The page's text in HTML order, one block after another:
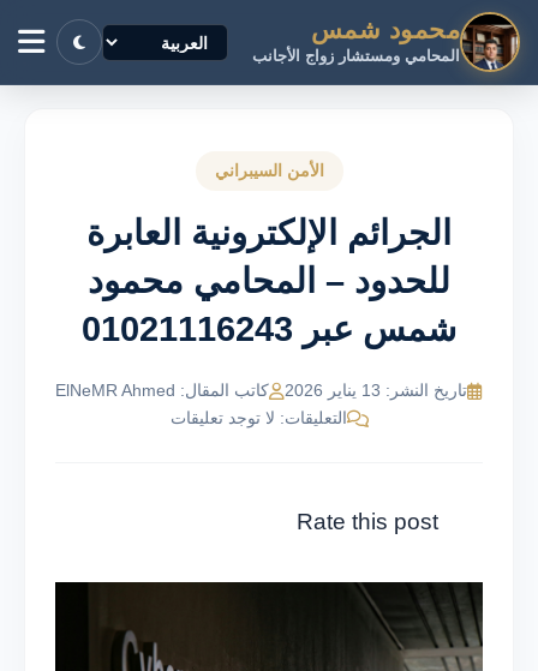
محمود شمس
المحامي ومستشار زواج الأجانب
الأمن السيبراني
الجرائم الإلكترونية العابرة
للحدود – المحامي محمود
شمس عبر 01021116243
تاريخ النشر: 13 يناير 2026
كاتب المقال: ElNeMR Ahmed
التعليقات: لا توجد تعليقات
Rate this post